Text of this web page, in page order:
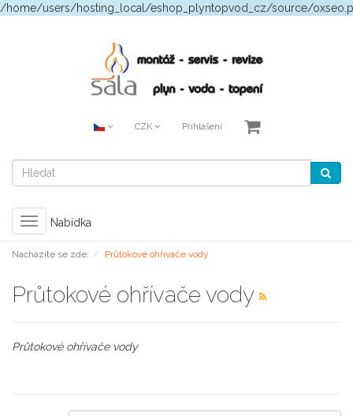
/home/users/hosting_local/eshop_plyntopvod_cz/source/
CZK Přihlášení
Toggle
navigation
Nabídka
Nacházíte se zde: Průtokové ohřívače vody
Průtokové ohřívače vody
Průtokové ohřívače vody